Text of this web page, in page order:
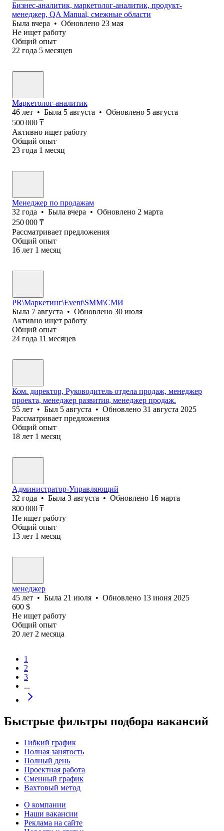
Бизнес-аналитик, маркетолог-аналитик, продукт-
менеджер, QA Manual, смежные области
Была вчера • Обновлено 23 мая
Не ищет работу
Общий опыт
22 года 5 месяцев
Маркетолог-аналитик
46 лет • Была 5 августа • Обновлено 5 августа
500 000 ₸
Активно ищет работу
Общий опыт
23 года 1 месяц
Менеджер по продажам
32 года • Была вчера • Обновлено 2 марта
250 000 ₸
Рассматривает предложения
Общий опыт
16 лет 1 месяц
PR\Mаркетинг\Event\SMM\СМИ
Была 7 августа • Обновлено 30 июля
Активно ищет работу
Общий опыт
24 года 11 месяцев
Ком. директор, Руководитель отдела продаж, менеджер
проекта, менеджер развития, менеджер продаж.
55 лет • Был 5 августа • Обновлено 31 августа 2025
Рассматривает предложения
Общий опыт
18 лет 1 месяц
Администратор-Управляющий
32 года • Была 3 августа • Обновлено 16 марта
800 000 ₸
Не ищет работу
Общий опыт
13 лет 1 месяц
менеджер
45 лет • Была 21 июля • Обновлено 13 июня 2025
600 $
Не ищет работу
Общий опыт
20 лет 2 месяца
1
2
3
...
Быстрые фильтры подбора вакансий
Гибкий график
Полная занятость
Полный день
Проектная работа
Сменный график
Вахтовый метод
О компании
Наши вакансии
Реклама на сайте